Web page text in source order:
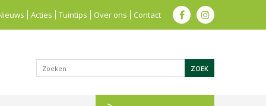
Acties Tuintips Over ons Contact